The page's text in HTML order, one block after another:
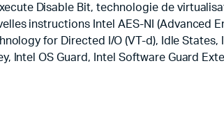
Disable Bit, technologie de
instructions Intel AES-NI
for Directed I/O (VT-d), Idle States,
Intel OS Guard, Intel Software Guard